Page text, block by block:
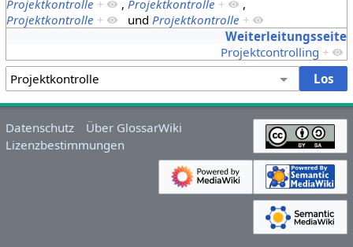
Projektkontrolle + , Projektkontrolle +
,
Projektkontrolle + und Projektkontrolle +
Weiterleitungsseite
Projektcontrolling +
Datenschutz
Über GlossarWiki
Lizenzbestimmungen